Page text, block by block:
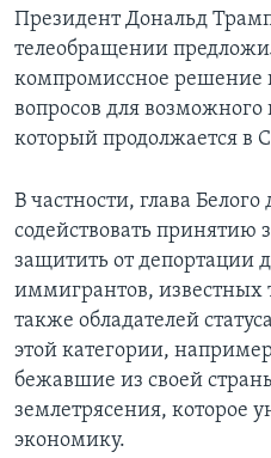
Президент Дональд
телеобращении
компромиссное
вопросов для
который продолжается в
В частности, глава
содействовать принятию
защитить от депортации
иммигрантов, известных
также обладателей
этой категории,
бежавшие из своей
землетрясения, которое
экономику.